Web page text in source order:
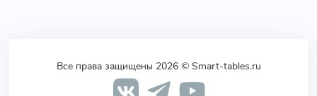
Все права защищены 2026 © Smart-tables.ru